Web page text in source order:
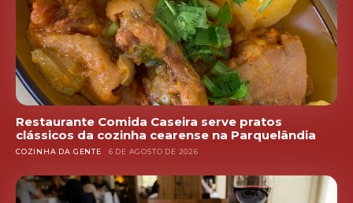
Restaurante Comida Caseira serve pratos
clássicos da cozinha cearense na Parquelândia
COZINHA DA GENTE 6 DE AGOSTO DE 2026